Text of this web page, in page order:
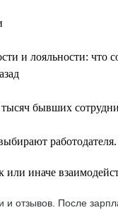
и лояльности:
бывших
иначе
отзывов. После